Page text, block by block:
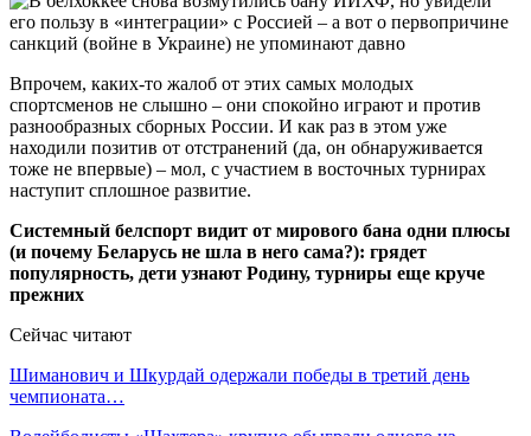
Впрочем, каких-то жалоб от этих самых молодых
спортсменов не слышно – они спокойно играют и против
разнообразных сборных России. И как раз в этом уже
находили позитив от отстранений (да, он обнаруживается
тоже не впервые) – мол, с участием в восточных турнирах
наступит сплошное развитие.
Системный белспорт видит от мирового бана одни плюсы
(и почему Беларусь не шла в него сама?): грядет
популярность, дети узнают Родину, турниры еще круче
прежних
Сейчас читают
Шиманович и Шкурдай одержали победы в третий день
чемпионата…